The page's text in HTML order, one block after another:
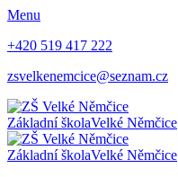
Menu
+420 519 417 222
zsvelkenemcice@seznam.cz
Základní školaVelké Němčice
Základní školaVelké Němčice